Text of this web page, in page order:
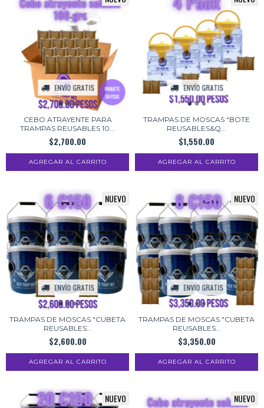
ENVÍO GRATIS
CEBO ATRAYENTE PARA
TRAMPAS REUSABLES 10...
$2,700.00
ENVÍO GRATIS
TRAMPAS DE MOSCAS "BOTE
REUSABLES&Q...
$1,550.00
ENVÍO GRATIS
NUEVO
TRAMPAS DE MOSCAS "CUBETA
REUSABLES...
$2,600.00
ENVÍO GRATIS
NUEVO
TRAMPAS DE MOSCAS "CUBETA
REUSABLES...
$3,350.00
NUEVO NUEVO